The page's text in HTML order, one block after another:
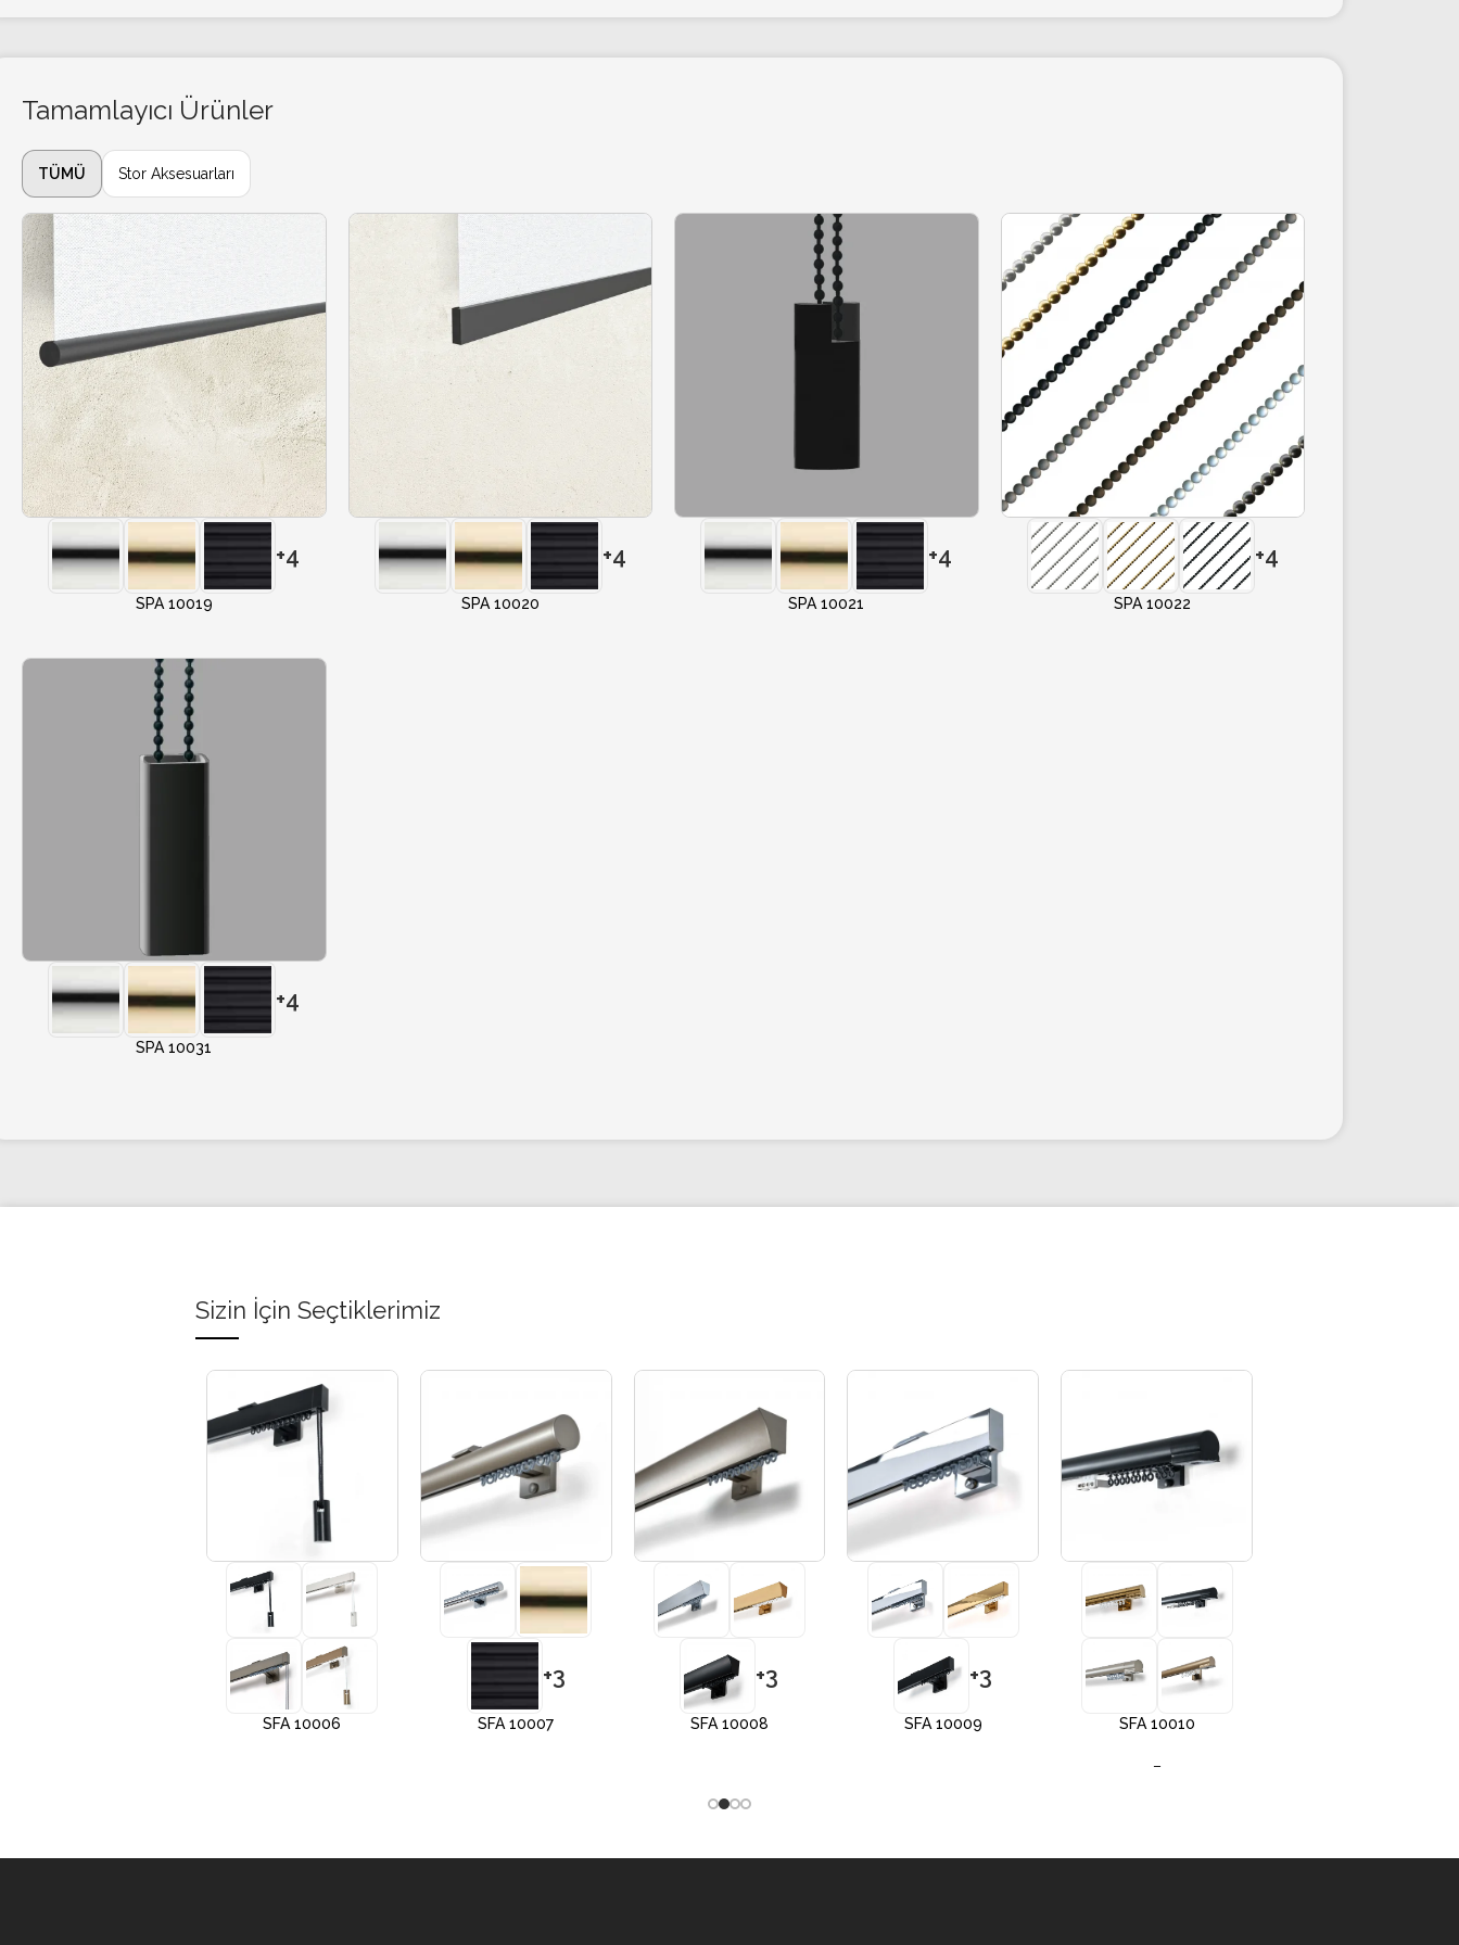
Tamamlayıcı Ürünler
TÜMÜ Stor Aksesuarları
+4
SPA 10019
+4
SPA 10020
+4
SPA 10021
+4
SPA 10022
+4
SPA 10031
Sizin İçin Seçtiklerimiz
SFA 10006
+3
SFA 10007
+3
SFA 10008
+3
SFA 10009 SFA 10010
–